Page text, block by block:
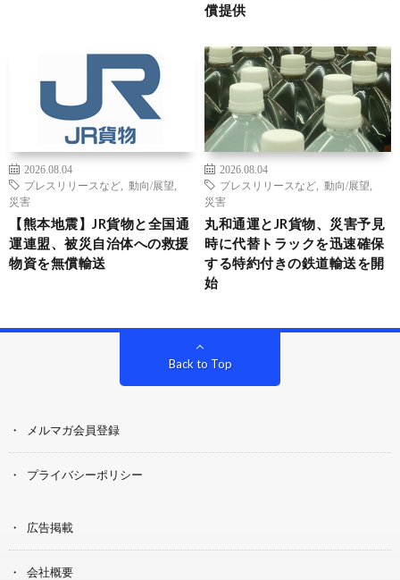
償提供
2026.08.04
プレスリリースなど
動向/展望
災害
【熊本地震】JR貨物と全国通
運連盟、被災自治体への救援
物資を無償輸送
2026.08.04
プレスリリースなど
動向/展望
災害
丸和通運とJR貨物、災害予見
時に代替トラックを迅速確保
する特約付きの鉄道輸送を開
始
Back to Top
メルマガ会員登録
プライバシーポリシー
広告掲載
会社概要